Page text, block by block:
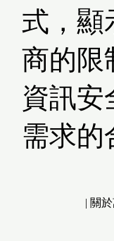
式，顯
商的限
資訊安
需求的
| 關